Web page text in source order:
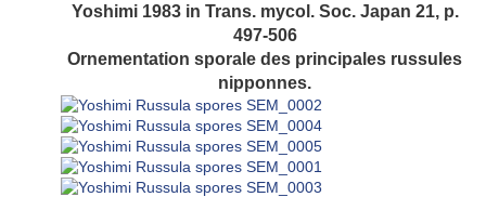
Yoshimi 1983 in Trans. mycol. Soc. Japan 21, p.
497-506
Ornementation sporale des principales russules
nipponnes.